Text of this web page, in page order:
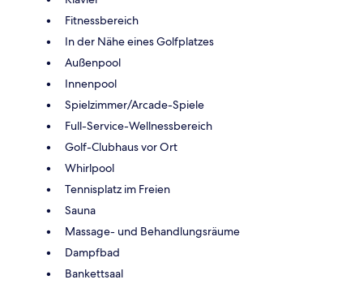
Fitnessbereich
In der Nähe eines Golfplatzes
Außenpool
Innenpool
Spielzimmer/Arcade-Spiele
Full-Service-Wellnessbereich
Golf-Clubhaus vor Ort
Whirlpool
Tennisplatz im Freien
Sauna
Massage- und Behandlungsräume
Dampfbad
Bankettsaal